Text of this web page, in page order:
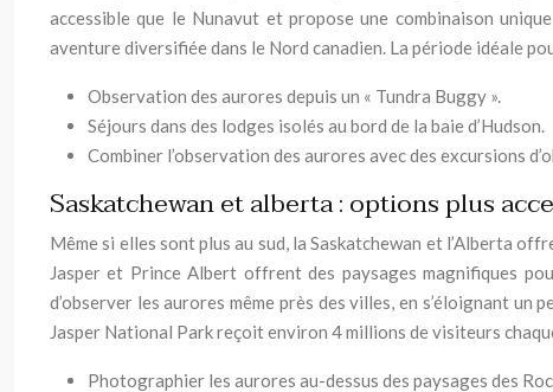
accessible que le Nunavut et propose une combinaison
aventure diversifiée dans le Nord canadien. La période idéale
Observation des aurores depuis un « Tundra Buggy ».
Séjours dans des lodges isolés au bord de la baie d’Hudson.
Combiner l’observation des aurores avec des excursions
Saskatchewan et alberta : options plus
Même si elles sont plus au sud, la Saskatchewan et l’Alberta
Jasper et Prince Albert offrent des paysages magnifiques
d’observer les aurores même près des villes, en s’éloignant
Jasper National Park reçoit environ 4 millions de visiteurs
Photographier les aurores au-dessus des paysages des